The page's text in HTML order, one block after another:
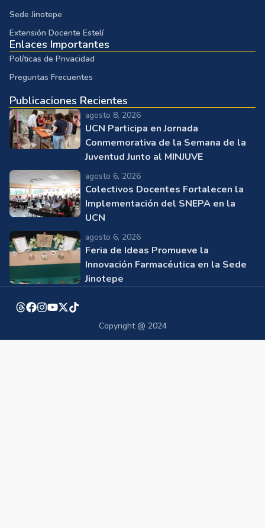
Sede Jinotepe
Extensión Docente Estelí
Enlaces Importantes
Políticas de Privacidad
Preguntas Frecuentes
Publicaciones Recientes
agosto 8, 2026
UCN Participa en Jornada
Conmemorativa de la Semana de la
Juventud Junto al MINJUVE
agosto 6, 2026
Colectivos Docentes Fortalecen la
Implementación del SNEPA en la
UCN
agosto 6, 2026
Feria de Ideas Promueve la
Innovación Farmacéutica en la Sede
Jinotepe
Copyright @ 2024